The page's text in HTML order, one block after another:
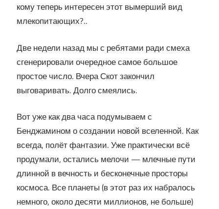
кому теперь интересен этот вымерший вид
млекопитающих?..
Две недели назад мы с ребятами ради смеха
сгенерировали очередное самое большое
простое число. Вчера Скот закончил
выговаривать. Долго смеялись.
Вот уже как два часа подумываем с
Бенджамином о создании новой вселенной. Как
всегда, полёт фантазии. Уже практически всё
продумали, остались мелочи — млечные пути
длинной в вечность и бесконечные просторы
космоса. Все планеты (в этот раз их набралось
немного, около десяти миллионов, не больше)